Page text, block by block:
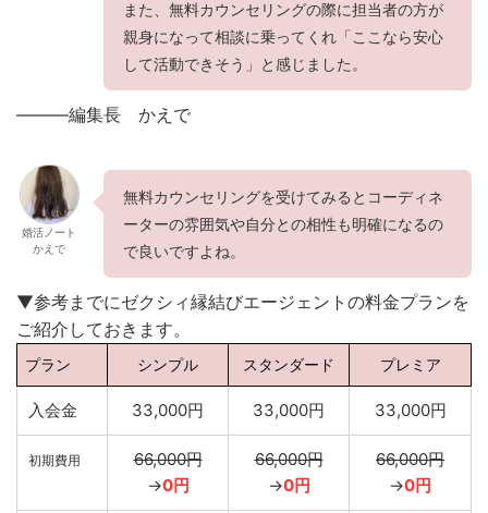
また、無料カウンセリングの際に担当者の方が
親身になって相談に乗ってくれ「ここなら安心
して活動できそう」と感じました。
———編集長 かえで
婚活ノート
かえで
無料カウンセリングを受けてみるとコーディネ
ーターの雰囲気や自分との相性も明確になるの
で良いですよね。
▼参考までにゼクシィ縁結びエージェントの料金プランを
ご紹介しておきます。
プラン シンプル スタンダード プレミア
入会金 33,000円 33,000円 33,000円
初期費用
66,000円
→0円
66,000円
→0円
66,000円
→0円